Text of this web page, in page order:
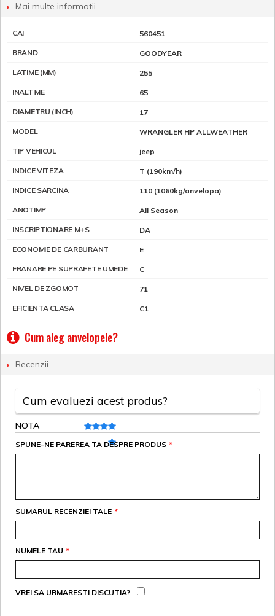
Mai multe informatii
CAI 560451
BRAND GOODYEAR
LATIME (MM) 255
INALTIME 65
DIAMETRU (INCH) 17
MODEL WRANGLER HP ALLWEATHER
TIP VEHICUL jeep
INDICE VITEZA T (190km/h)
INDICE SARCINA 110 (1060kg/anvelopa)
ANOTIMP All Season
INSCRIPTIONARE M+S DA
ECONOMIE DE CARBURANT E
FRANARE PE SUPRAFETE UMEDE C
NIVEL DE ZGOMOT 71
EFICIENTA CLASA C1
Cum aleg anvelopele?
Recenzii
Cum evaluezi acest produs?
NOTA
*
SPUNE-NE PAREREA TA DESPRE PRODUS
*
SUMARUL RECENZIEI TALE
*
NUMELE TAU
VREI SA URMARESTI DISCUTIA?